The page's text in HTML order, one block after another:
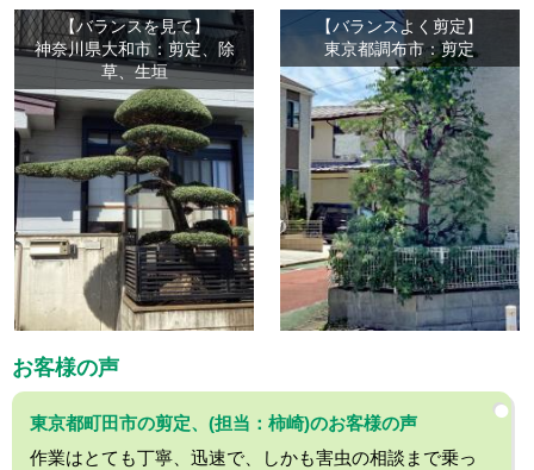
【バランスを見て】
神奈川県大和市：剪定、除
草、生垣
【バランスよく剪定】
東京都調布市：剪定
お客様の声
東京都町田市の剪定、(担当：柿崎)のお客様の声
作業はとても丁寧、迅速で、しかも害虫の相談まで乗っ